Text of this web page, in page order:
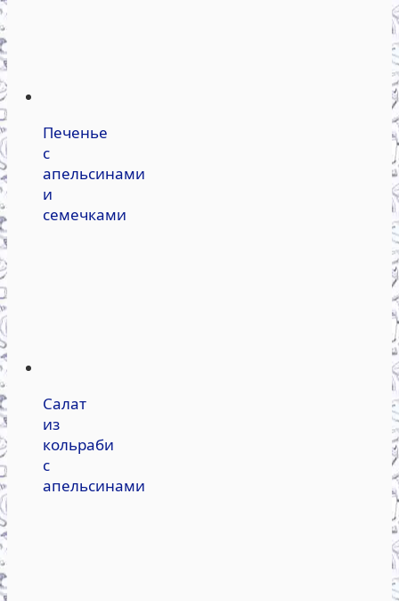
Печенье
с
апельсинами
и
семечками
Салат
из
кольраби
с
апельсинами